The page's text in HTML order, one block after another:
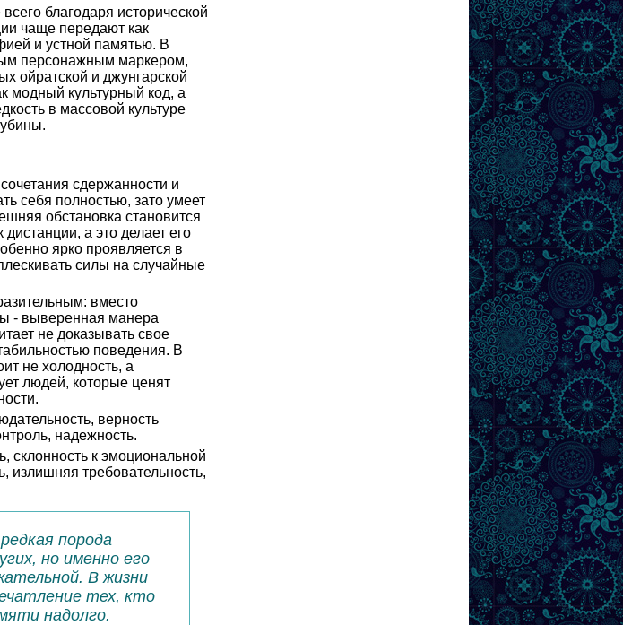
благодаря исторической
чаще передают как
и устной памятью. В
персонажным маркером,
ойратской и джунгарской
модный культурный код, а
в массовой культуре
сдержанности и
себя полностью, зато умеет
обстановка становится
а это делает его
ярко проявляется в
силы на случайные
вместо
- выверенная манера
не доказывать свое
поведения. В
не холодность, а
людей, которые ценят
верность
надежность.
склонность к эмоциональной
излишняя требовательность,
порода
но именно его
В жизни
тех, кто
надолго.